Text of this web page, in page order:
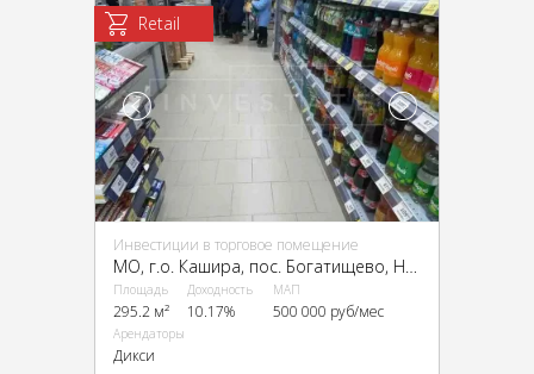
Retail
Инвестиции в торговое помещение
МО, г.о. Кашира, пос. Богатищево, Новая ул., 15
Площадь
295.2 м²
Доходность
10.17%
МАП
500 000 руб/мес
Арендаторы
Дикси